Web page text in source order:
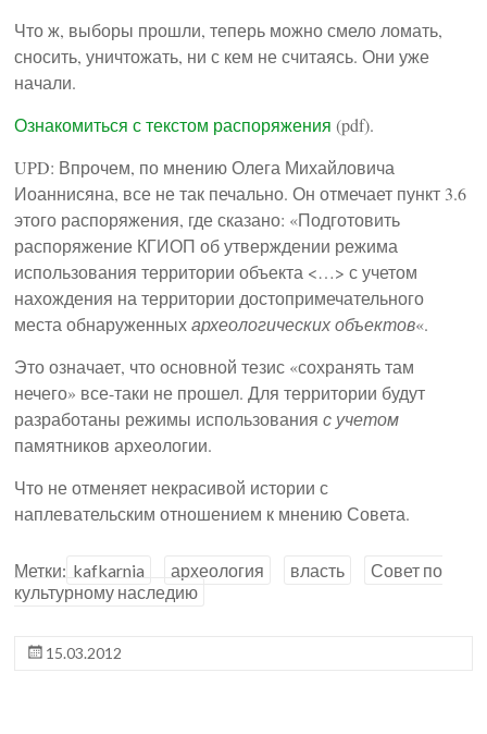
Что ж, выборы прошли, теперь можно смело ломать,
сносить, уничтожать, ни с кем не считаясь. Они уже
начали.
Ознакомиться с текстом распоряжения (pdf).
UPD: Впрочем, по мнению Олега Михайловича
Иоаннисяна, все не так печально. Он отмечает пункт 3.6
этого распоряжения, где сказано: «Подготовить
распоряжение КГИОП об утверждении режима
использования территории объекта <…> с учетом
нахождения на территории достопримечательного
места обнаруженныхархеологических объектов«.
Это означает, что основной тезис «сохранять там
нечего» все-таки не прошел. Для территории будут
разработаны режимы использованияс учетом
памятников археологии.
Что не отменяет некрасивой истории с
наплевательским отношением к мнению Совета.
Метки: kafkarnia археология власть
Совет по
культурному наследию
15.03.2012